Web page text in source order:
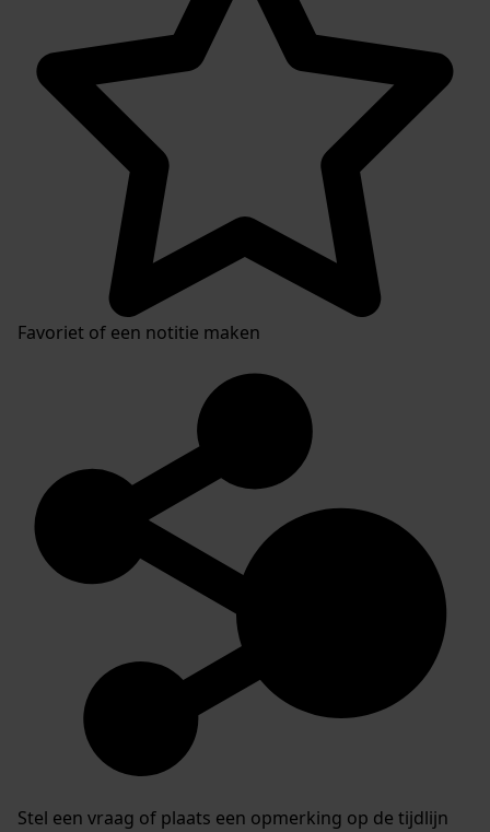
Favoriet of een notitie maken
Stel een vraag of plaats een opmerking op de tijdlijn